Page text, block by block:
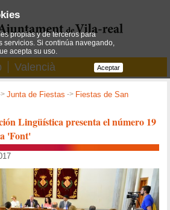
Valencià
>Junta de Fiestas -> Fiestas de San
Lingüística presenta el número 19
'Font'
propias y de terceros para
servicios. Si continúa navegando,
acepta su uso.
Aceptar